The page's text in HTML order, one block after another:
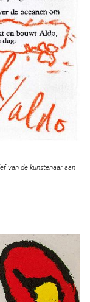
van de kunstenaar aan